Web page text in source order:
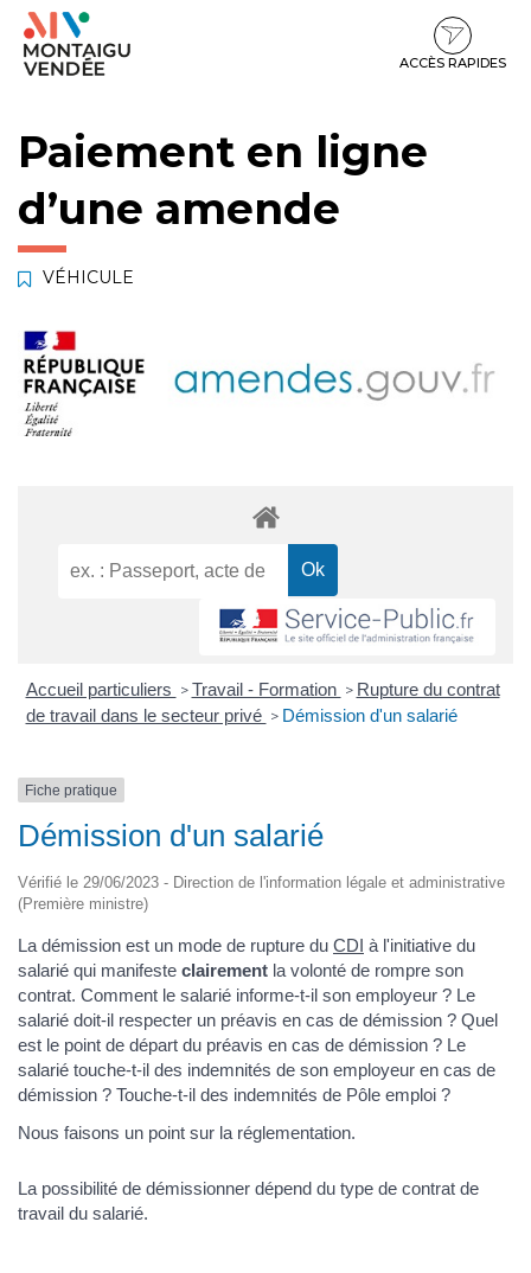
Gestion des traceurs
Aller
Aller
contenu
Aller
pied
ACCÈS RAPIDES
Paiement en ligne
d’une amende
VÉHICULE
Accueil particuliers > Travail - Formation > Rupture du contrat
de travail dans le secteur privé > Démission d'un salarié
Fiche pratique
Démission d'un salarié
Vérifié le 29/06/2023 - Direction de l'information légale et administrative
(Première ministre)
La démission est un mode de rupture du CDI à l'initiative du
salarié qui manifeste clairement la volonté de rompre son
contrat. Comment le salarié informe-t-il son employeur ? Le
salarié doit-il respecter un préavis en cas de démission ? Quel
est le point de départ du préavis en cas de démission ? Le
salarié touche-t-il des indemnités de son employeur en cas de
démission ? Touche-t-il des indemnités de Pôle emploi ?
Nous faisons un point sur la réglementation.
La possibilité de démissionner dépend du type de contrat de
travail du salarié.